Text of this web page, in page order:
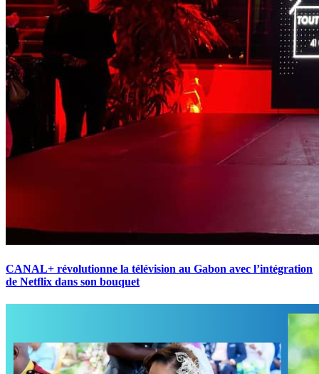
CANAL+ révolutionne la télévision au Gabon avec l’intégration
de Netflix dans son bouquet